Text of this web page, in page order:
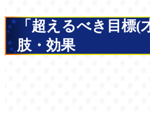
「超えるべき目標(
肢・効果